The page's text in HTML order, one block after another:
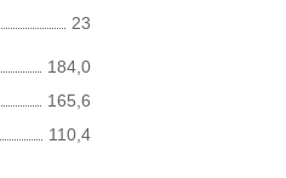
23
184,0
165,6
110,4